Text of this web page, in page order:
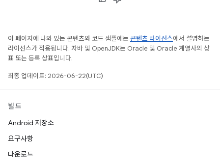
이 페이지에 나와 있는 콘텐츠와 코드 샘플에는 콘텐츠 라이선스에서 설명하는
라이선스가 적용됩니다. 자바 및 OpenJDK는 Oracle 및 Oracle 계열사의 상
표 또는 등록 상표입니다.
최종 업데이트: 2026-06-22(UTC)
빌드
Android 저장소
요구사항
다운로드